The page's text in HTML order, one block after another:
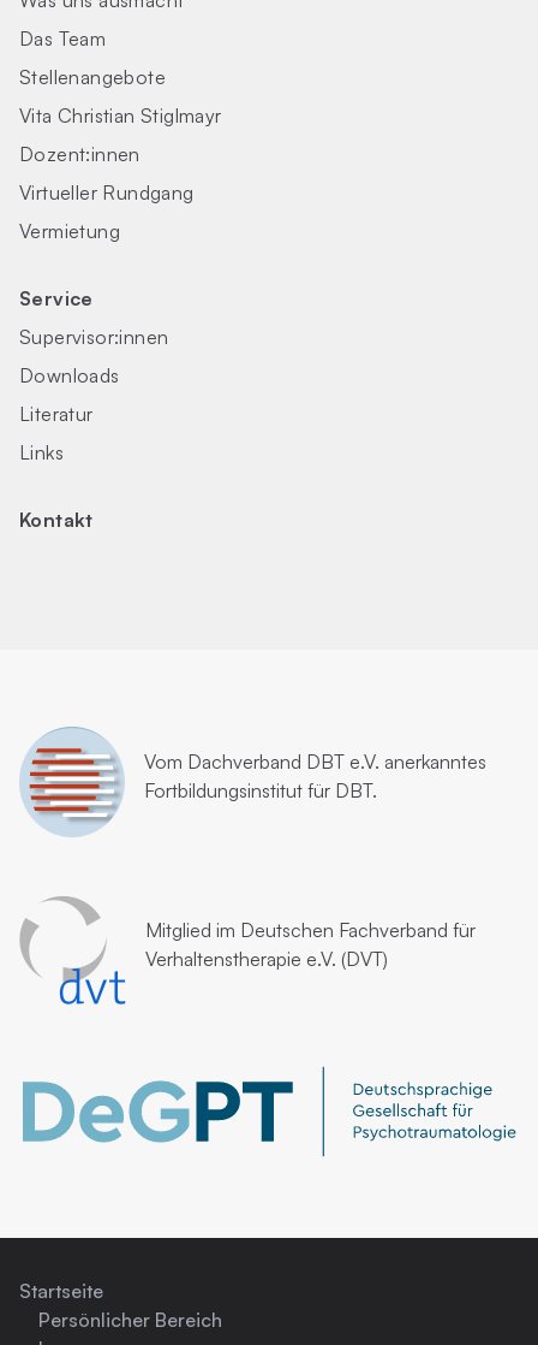
Das Team
Stellenangebote
Vita Christian Stiglmayr
Dozent:innen
Virtueller Rundgang
Vermietung
Service
Supervisor:innen
Downloads
Literatur
Links
Kontakt
Vom Dachverband DBT e.V. anerkanntes
Fortbildungsinstitut für DBT.
Mitglied im Deutschen Fachverband für
Verhaltenstherapie e.V. (DVT)
Startseite
Persönlicher Bereich